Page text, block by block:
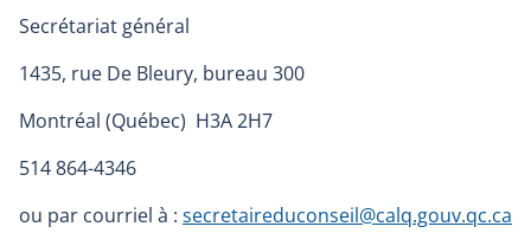
Secrétariat général
1435, rue De Bleury, bureau 300
Montréal (Québec) H3A 2H7
514 864-4346
ou par courriel à : secretaireduconseil@calq.gouv.qc.ca